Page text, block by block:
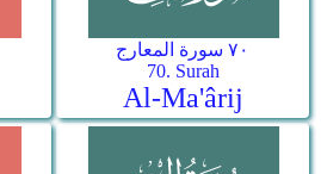
٧٠ سورة المعارج
70. Surah
Al-Ma'ârij